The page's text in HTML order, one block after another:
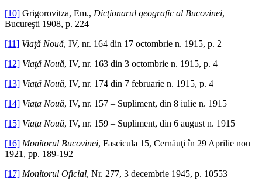
[10] Grigorovitza, Em., Dicţionarul geografic al Bucovinei,
Bucureşti 1908, p. 224
[11] Viaţă Nouă, IV, nr. 164 din 17 octombrie n. 1915, p. 2
[12] Viaţă Nouă, IV, nr. 163 din 3 octombrie n. 1915, p. 4
[13] Viaţă Nouă, IV, nr. 174 din 7 februarie n. 1915, p. 4
[14] Viaţa Nouă, IV, nr. 157 – Supliment, din 8 iulie n. 1915
[15] Viaţa Nouă, IV, nr. 159 – Supliment, din 6 august n. 1915
[16] Monitorul Bucovinei, Fascicula 15, Cernăuţi în 29 Aprilie nou
1921, pp. 189-192
[17] Monitorul Oficial, Nr. 277, 3 decembrie 1945, p. 10553